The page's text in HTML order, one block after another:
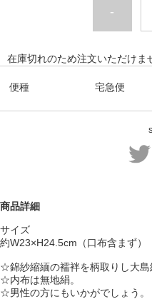
-
在庫切れのため注文いただけま
便種 宅急便
商品詳細
サイズ
約W23×H24.5cm（口布含まず）
☆錦紗縮緬の襦袢を柄取りし大島
☆内布は無地絹。
☆男性の方にもいかがでしょう。